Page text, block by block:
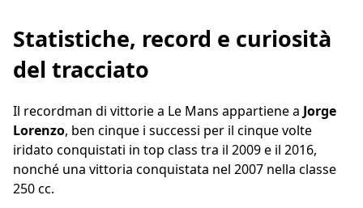
Statistiche, record e curiosità
del tracciato
Il recordman di vittorie a Le Mans appartiene a Jorge
Lorenzo, ben cinque i successi per il cinque volte
iridato conquistati in top class tra il 2009 e il 2016,
nonché una vittoria conquistata nel 2007 nella classe
250 cc.